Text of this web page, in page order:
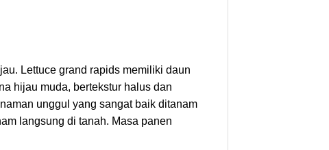
Lettuce grand rapids memiliki daun
hijau muda, bertekstur halus dan
unggul yang sangat baik ditanam
langsung di tanah. Masa panen